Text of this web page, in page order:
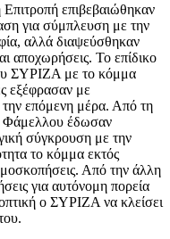
επιβεβαιώθηκαν
για σύμπλευση με την
αλλά διαψεύσθηκαν
αποχωρήσεις. Το επίδικο
ΣΥΡΙΖΑ με το κόμμα
εξέφρασαν με
την επόμενη μέρα. Από τη
Φάμελλου έδωσαν
σύγκρουση με την
το κόμμα εκτός
Από την άλλη
για αυτόνομη πορεία
ο ΣΥΡΙΖΑ να κλείσει